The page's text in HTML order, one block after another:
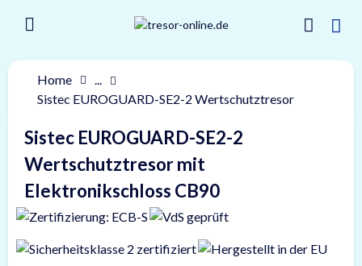
Home
...
Sistec EUROGUARD-SE2-2 Wertschutztresor
Sistec EUROGUARD-SE2-2
Wertschutztresor mit
Elektronikschloss CB90